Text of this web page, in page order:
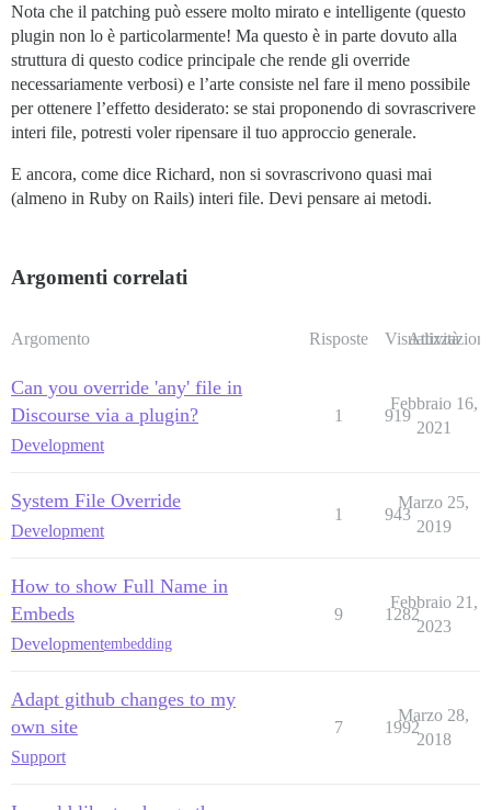
Nota che il patching può essere molto mirato e intelligente (questo
plugin non lo è particolarmente! Ma questo è in parte dovuto alla
struttura di questo codice principale che rende gli override
necessariamente verbosi) e l’arte consiste nel fare il meno possibile
per ottenere l’effetto desiderato: se stai proponendo di sovrascrivere
interi file, potresti voler ripensare il tuo approccio generale.
E ancora, come dice Richard, non si sovrascrivono quasi mai
(almeno in Ruby on Rails) interi file. Devi pensare ai metodi.
Argomenti correlati
Argomento Risposte Visualizzazioni
Attività
Can you override 'any' file in
Discourse via a plugin?
Development
1 919
Febbraio 16,
2021
System File Override
Development
1 943
Marzo 25,
2019
How to show Full Name in
Embeds
Developmentembedding
9 1282
Febbraio 21,
2023
Adapt github changes to my
own site
Support
7 1992
Marzo 28,
2018